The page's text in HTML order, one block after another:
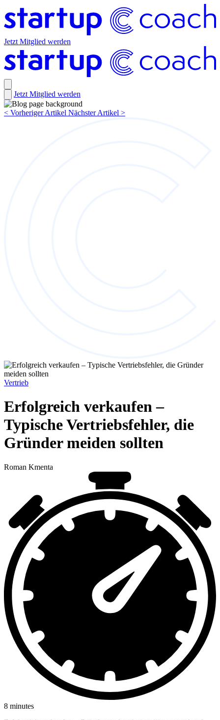
Jetzt Mitglied werden
Jetzt Mitglied werden
< Vorheriger Artikel Nächster Artikel >
Vertrieb
Erfolgreich verkaufen –
Typische Vertriebsfehler, die
Gründer meiden sollten
Roman Kmenta
8 minutes